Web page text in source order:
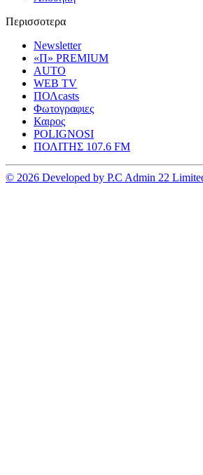
Περισσοτερα
Newsletter
«Π» PREMIUM
AUTO
WEB TV
ΠΟΛcasts
Φωτογραφιες
Καιρος
POLIGNOSI
ΠΟΛΙΤΗΣ 107.6 FM
© 2026 Developed by P.C Admin 22